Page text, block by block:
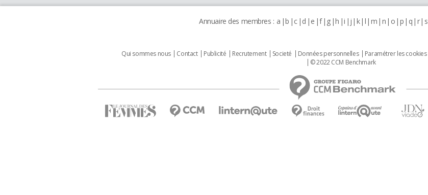
Annuaire des membres : a b c d e f g h i j k l m n o p q r s
Qui sommes nous Contact Publicité Recrutement Societé Données personnelles Paramétrer les cookies
© 2022 CCM Benchmark